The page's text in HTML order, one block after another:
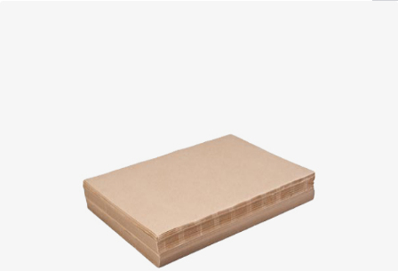
Tовар можно получить в пункте выдачи.